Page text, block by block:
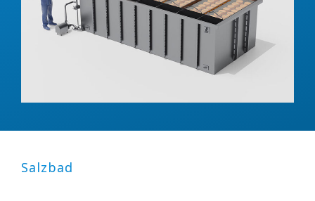
Salzbad